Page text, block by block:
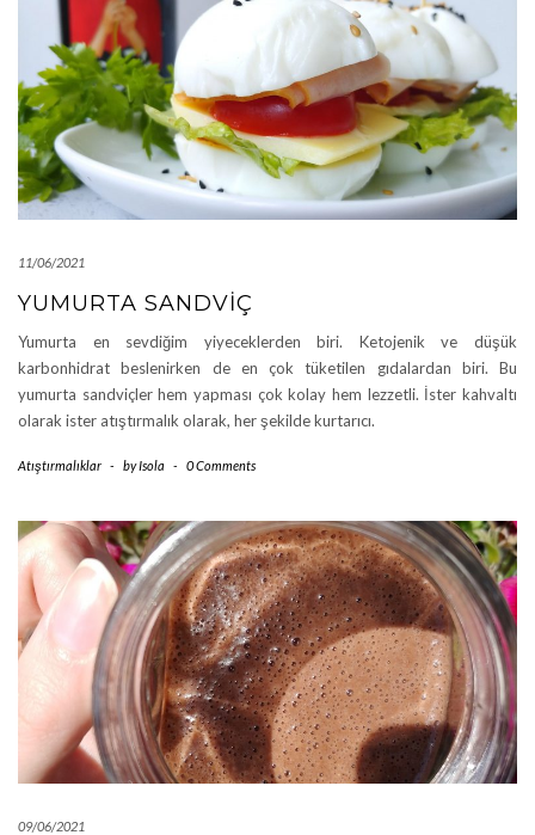
11/06/2021
YUMURTA SANDVIÇ
Yumurta en sevdiğim yiyeceklerden biri. Ketojenik ve düşük
karbonhidrat beslenirken de en çok tüketilen gıdalardan biri. Bu
yumurta sandviçler hem yapması çok kolay hem lezzetli. İster kahvaltı
olarak ister atıştırmalık olarak, her şekilde kurtarıcı.
Atıştırmalıklar - byIsola - 0 Comments
09/06/2021